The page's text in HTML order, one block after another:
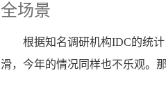
全场景
根据知名调研机构IDC的统
滑，今年的情况同样也不乐观。